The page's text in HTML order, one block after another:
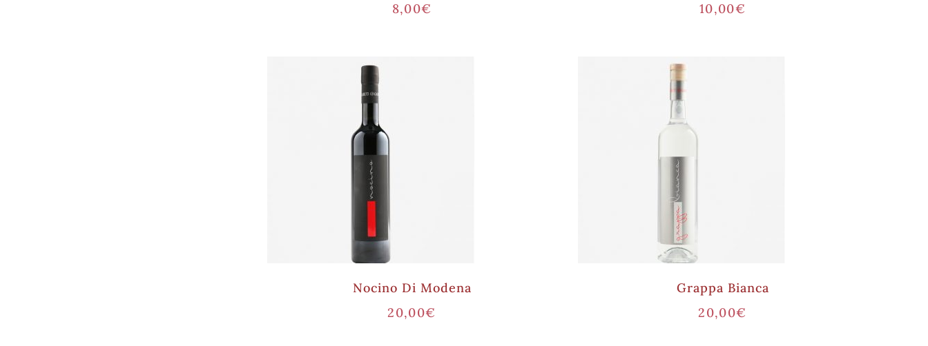
8,00€
10,00€
Nocino Di Modena
20,00€
Grappa Bianca
20,00€